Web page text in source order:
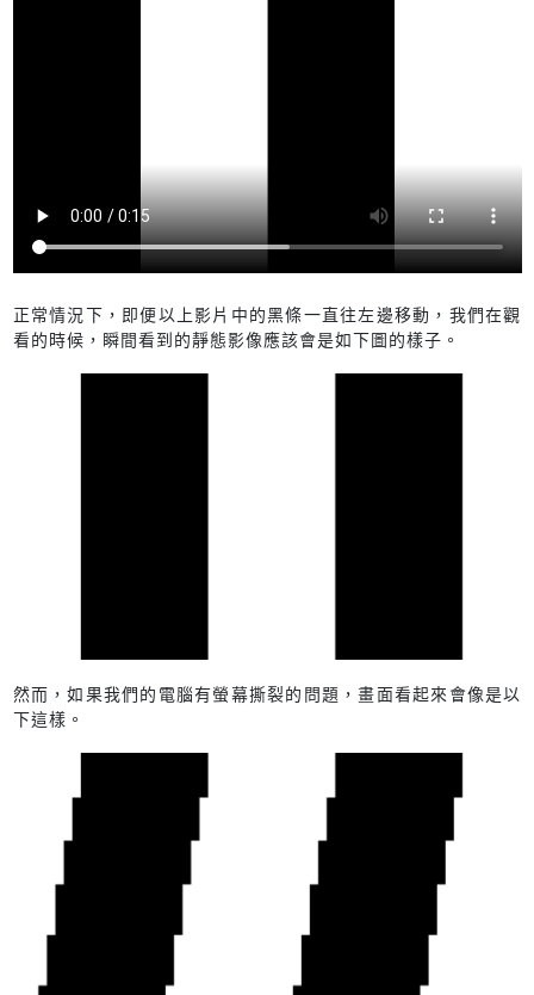
正常情況下，即便以上影片中的黑條一直往左邊移動，我們在觀
看的時候，瞬間看到的靜態影像應該會是如下圖的樣子。
然而，如果我們的電腦有螢幕撕裂的問題，畫面看起來會像是以
下這樣。